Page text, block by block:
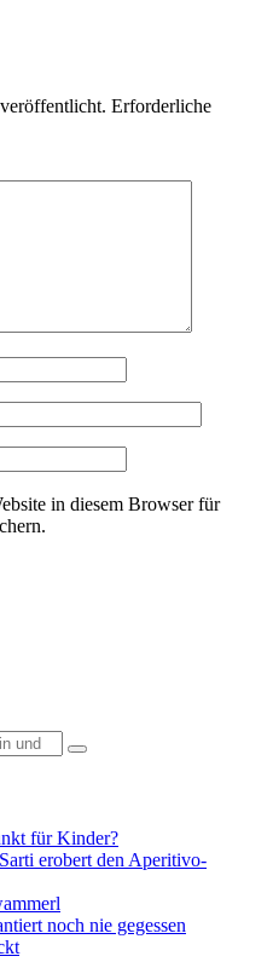
Erforderliche
in diesem Browser für
für Kinder?
erobert den Aperitivo-
noch nie gegessen